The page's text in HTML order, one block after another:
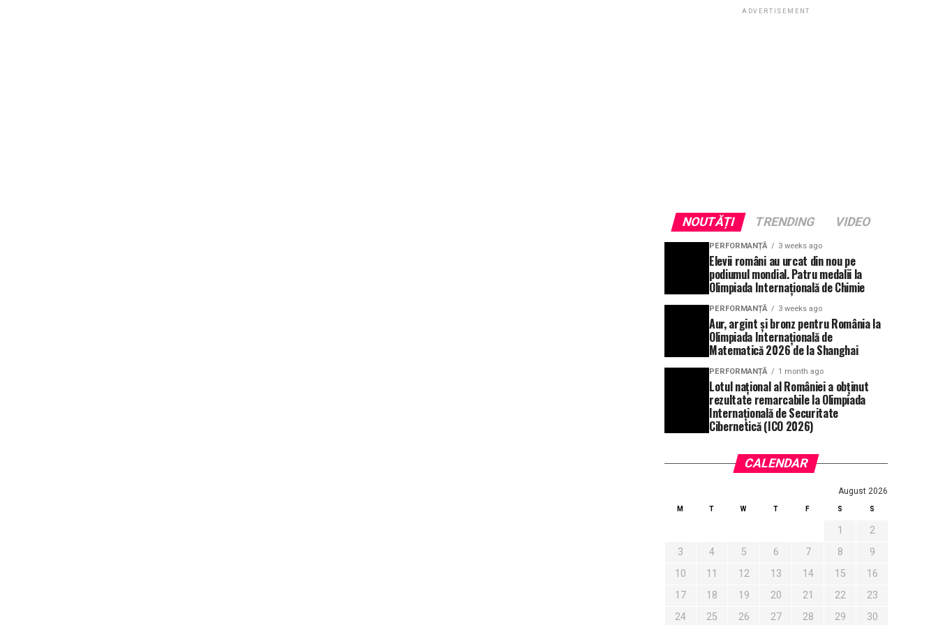
ADVERTISEMENT
NOUTĂȚI TRENDING VIDEO
PERFORMANȚĂ 3 weeks ago
Elevii români au urcat din nou pe
podiumul mondial. Patru medalii la
Olimpiada Internațională de Chimie
PERFORMANȚĂ 3 weeks ago
Aur, argint și bronz pentru România la
Olimpiada Internațională de
Matematică 2026 de la Shanghai
PERFORMANȚĂ 1 month ago
Lotul național al României a obținut
rezultate remarcabile la Olimpiada
Internațională de Securitate
Cibernetică (ICO 2026)
CALENDAR
August 2026
M T W T F S S
1
2
3
4 5 6 7 8
9
10
11 12 13 14 15
16
17
18 19 20 21 22
23
24
25 26 27 28 29 30